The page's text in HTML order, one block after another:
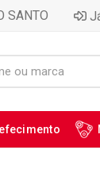
SANTO